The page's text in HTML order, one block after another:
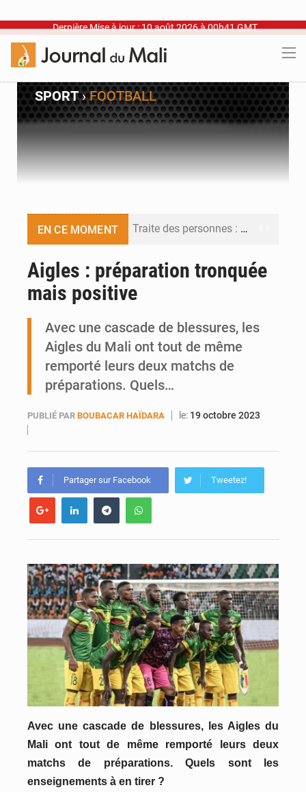
Dernière Mise à jour : 10 août 2026 à 00h41 GMT
SPORT›FOOTBALL
EN CE MOMENT Traite des personnes : les futurs journalistes face aux nouveaux pièges
Bamako joue avec le feu
Blanchisseries à Bamako : la traçabilité du linge en question
Aigles : préparation tronquée
mais positive
Avec une cascade de blessures, les
Aigles du Mali ont tout de même
remporté leurs deux matchs de
préparations. Quels…
PUBLIÉ PAR BOUBACAR HAÏDARA le: 19 octobre 2023
Partager sur Facebook Tweetez!
Avec une cascade de blessures, les Aigles du
Mali ont tout de même remporté leurs deux
matchs de préparations. Quels sont les
enseignements à en tirer ?